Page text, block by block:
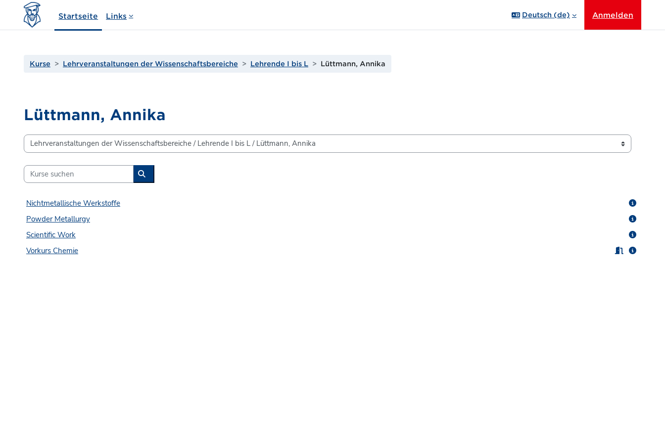
Zum Hauptinhalt
Startseite Links Deutsch ‎(de)‎ Anmelden
Kurse Lehrveranstaltungen der Wissenschaftsbereiche Lehrende I bis L Lüttmann, Annika
Lüttmann, Annika
Kursbereiche
Kurse suchen
Kurse suchen
Nichtmetallische Werkstoffe
Powder Metallurgy
Scientific Work
Vorkurs Chemie